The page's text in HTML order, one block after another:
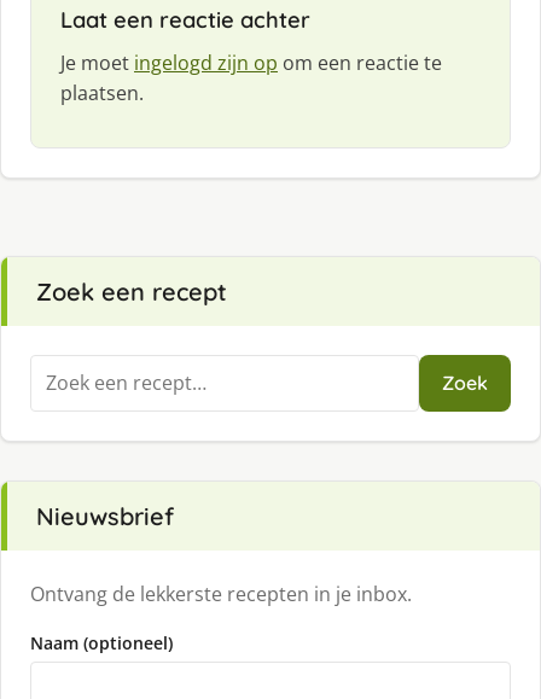
Laat een reactie achter
Je moet ingelogd zijn op om een reactie te
plaatsen.
Zoek een recept
Zoeken
naar:
Zoek
Nieuwsbrief
Ontvang de lekkerste recepten in je inbox.
Naam (optioneel)